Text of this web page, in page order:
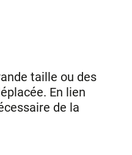
taille ou des
En lien
de la